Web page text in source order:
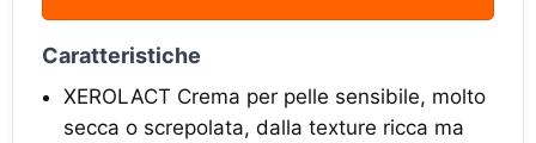
Caratteristiche
XEROLACT Crema per pelle sensibile, molto
secca o screpolata, dalla texture ricca ma